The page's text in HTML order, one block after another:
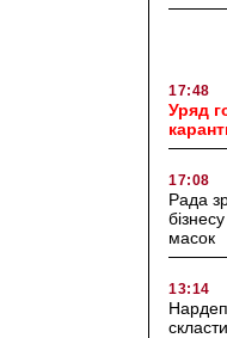
17:48
Уряд
17:08
Рада
масок
13:14